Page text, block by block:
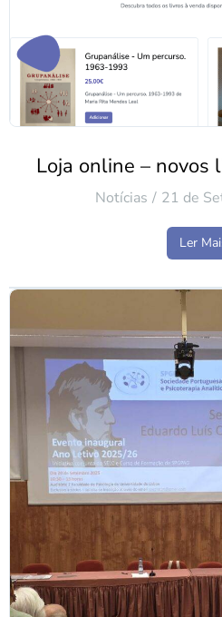
Loja online – novos
Notícias 21 de
Ler